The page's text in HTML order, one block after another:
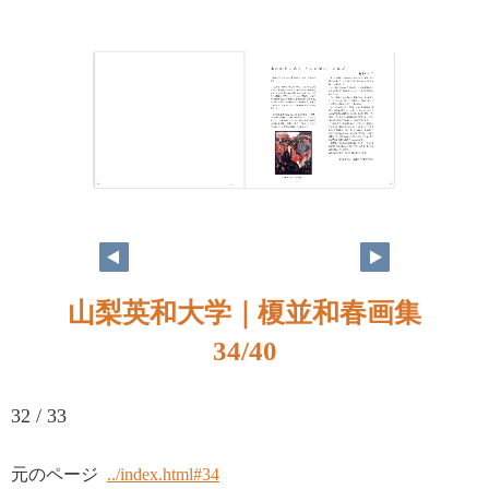
34 35
山梨英和大学｜榎並和春画集
34/40
32 / 33
元のページ ../index.html#34